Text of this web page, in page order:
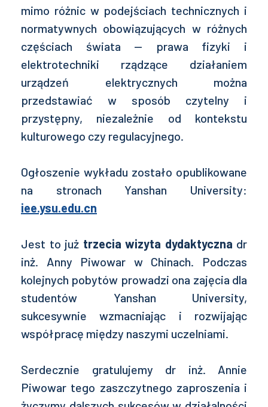
mimo różnic w podejściach technicznych i
normatywnych obowiązujących w różnych
częściach świata — prawa fizyki i
elektrotechniki rządzące działaniem
urządzeń elektrycznych można
przedstawiać w sposób czytelny i
przystępny, niezależnie od kontekstu
kulturowego czy regulacyjnego.
Ogłoszenie wykładu zostało opublikowane
na stronach Yanshan University:
iee.ysu.edu.cn
Jest to już trzecia wizyta dydaktyczna dr
inż. Anny Piwowar w Chinach. Podczas
kolejnych pobytów prowadzi ona zajęcia dla
studentów Yanshan University,
sukcesywnie wzmacniając i rozwijając
współpracę między naszymi uczelniami.
Serdecznie gratulujemy dr inż. Annie
Piwowar tego zaszczytnego zaproszenia i